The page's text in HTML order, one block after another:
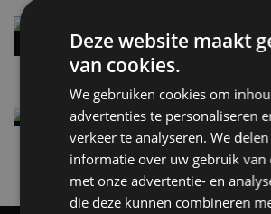
Audi A2 e-Tron mikt op
per 100 kilometer
4 aug
Elektrische Geely E2
als een Renault Twingo
4 aug
Deze website maakt
van cookies.
We gebruiken cookies om
advertenties te personaliseren
verkeer te analyseren. We
informatie over uw gebruik van
met onze advertentie- en
die deze kunnen combineren